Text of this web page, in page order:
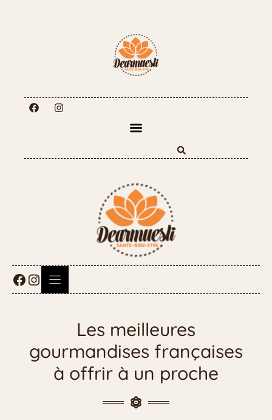
Les meilleures
gourmandises françaises
à offrir à un proche